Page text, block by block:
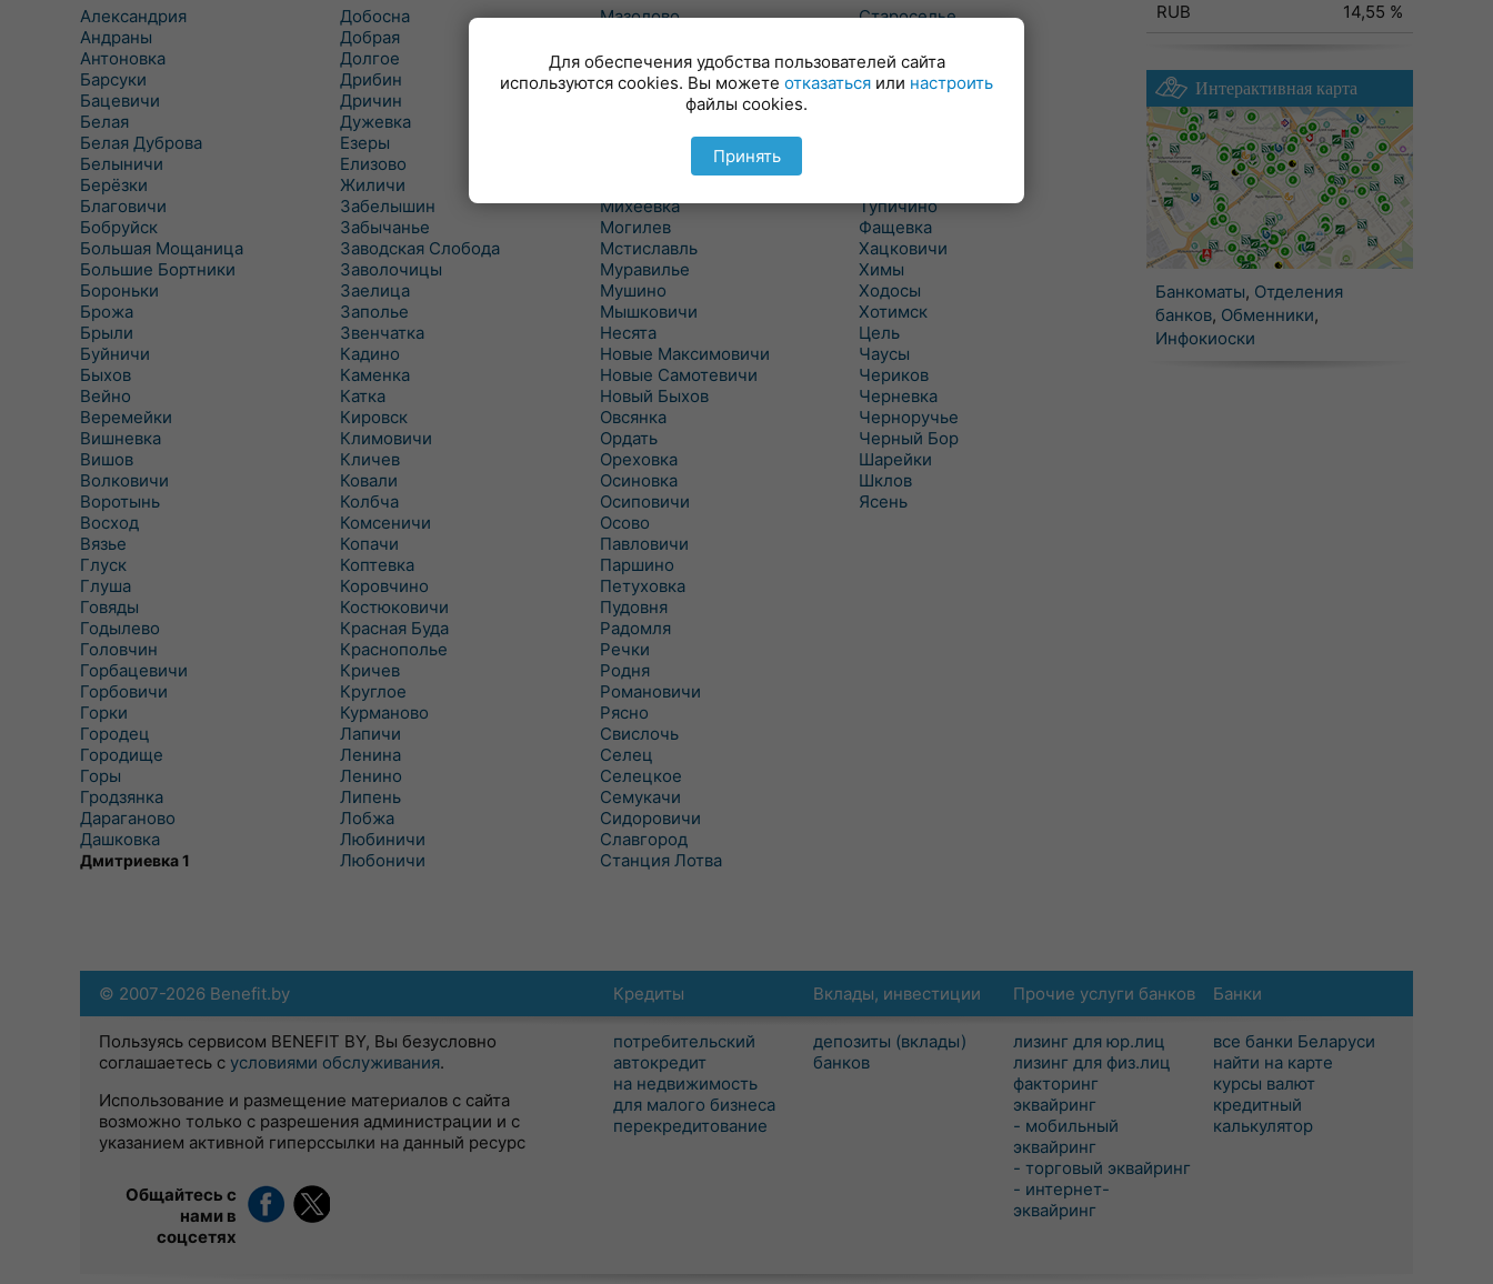
Александрия
Андраны
Антоновка
Барсуки
Бацевичи
Белая
Белая Дуброва
Белыничи
Берёзки
Благовичи
Бобруйск
Большая Мощаница
Большие Бортники
Бороньки
Брожа
Брыли
Буйничи
Быхов
Вейно
Веремейки
Вишневка
Вишов
Волковичи
Воротынь
Восход
Вязье
Глуск
Глуша
Говяды
Годылево
Головчин
Горбацевичи
Горбовичи
Горки
Городец
Городище
Горы
Гродзянка
Дараганово
Дашковка
Дмитриевка 1
Добосна
Добрая
Долгое
Дрибин
Дричин
Дужевка
Езеры
Елизово
Жиличи
Забелышин
Забычанье
Заводская Слобода
Заволочицы
Заелица
Заполье
Звенчатка
Кадино
Каменка
Катка
Кировск
Климовичи
Кличев
Ковали
Колбча
Комсеничи
Копачи
Коптевка
Коровчино
Костюковичи
Красная Буда
Краснополье
Кричев
Круглое
Курманово
Лапичи
Ленина
Ленино
Липень
Лобжа
Любиничи
Любоничи
Мазолово
Макеевичи
Малые Словени
Межисетки
Михеевка
Могилев
Мстиславль
Муравилье
Мушино
Мышковичи
Несята
Новые Максимовичи
Новые Самотевичи
Новый Быхов
Овсянка
Ордать
Ореховка
Осиновка
Осиповичи
Осово
Павловичи
Паршино
Петуховка
Пудовня
Радомля
Речки
Родня
Романовичи
Рясно
Свислочь
Селец
Селецкое
Семукачи
Сидоровичи
Славгород
Станция Лотва
Староселье
Сухари
Татарка
Тупичино
Фащевка
Хацковичи
Химы
Ходосы
Хотимск
Цель
Чаусы
Чериков
Черневка
Черноручье
Черный Бор
Шарейки
Шклов
Ясень
RUB
14,55 %
Интерактивная карта
Банкоматы, Отделения
банков, Обменники,
Инфокиоски
Кредиты
потребительский
автокредит
на недвижимость
для малого бизнеса
перекредитование
Вклады, инвестиции
депозиты (вклады)
банков
Прочие услуги банков
лизинг для юр.лиц
лизинг для физ.лиц
факторинг
эквайринг
- мобильный
эквайринг
- торговый эквайринг
- интернет-
эквайринг
Банки
все банки Беларуси
найти на карте
курсы валют
кредитный
калькулятор
© 2007-2026 Benefit.by
Пользуясь сервисом BENEFIT BY, Вы безусловно
соглашаетесь с условиями обслуживания.
Использование и размещение материалов с сайта
возможно только с разрешения администрации и с
указанием активной гиперссылки на данный ресурс
Общайтесь с
нами в
соцсетях
Для обеспечения удобства пользователей сайта
используются cookies. Вы можете отказаться или настроить
файлы cookies.
Принять